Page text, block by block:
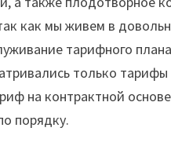
как мы живем в
тарифного
только
на контрактной
порядку.